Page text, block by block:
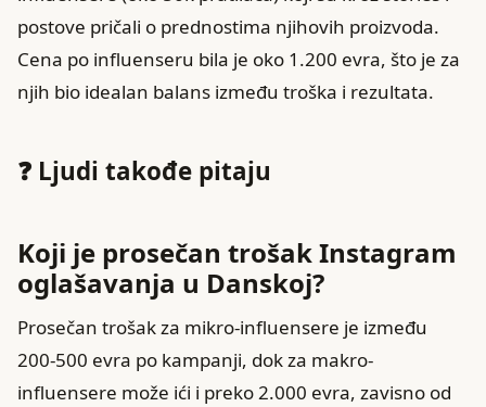
postove pričali o prednostima njihovih proizvoda.
Cena po influenseru bila je oko 1.200 evra, što je za
njih bio idealan balans između troška i rezultata.
❓ Ljudi takođe pitaju
Koji je prosečan trošak Instagram
oglašavanja u Danskoj?
Prosečan trošak za mikro-influensere je između
200-500 evra po kampanji, dok za makro-
influensere može ići i preko 2.000 evra, zavisno od